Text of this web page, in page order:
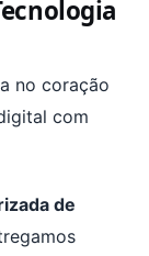
no coração
com
de